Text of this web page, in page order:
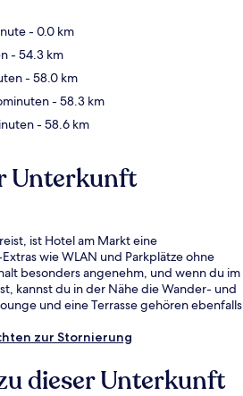
- 0.0 km
- 54.3 km
- 58.0 km
- 58.3 km
- 58.6 km
Unterkunft
ist Hotel am Markt eine
wie WLAN und Parkplätze ohne
besonders angenehm, und wenn du im
kannst du in der Nähe die Wander- und
und eine Terrasse gehören ebenfalls
zur Stornierung
dieser Unterkunft